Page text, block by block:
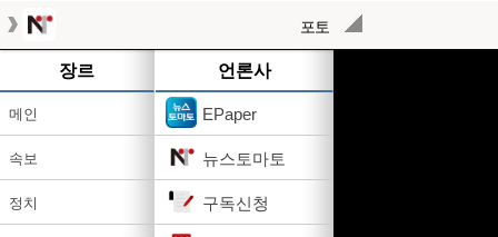
포토
장르
메인
속보
정치
언론사
EPaper
뉴스토마토
구독신청
작성된 기사가 없습니다.